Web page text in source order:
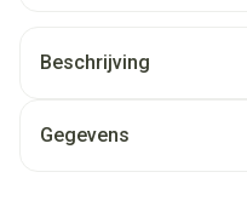
Beschrijving
Gegevens